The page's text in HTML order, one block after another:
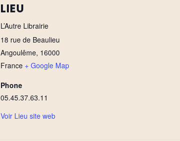
LIEU
L’Autre Librairie
18 rue de Beaulieu
Angoulême, 16000
France + Google Map
Phone
05.45.37.63.11
Voir Lieu site web